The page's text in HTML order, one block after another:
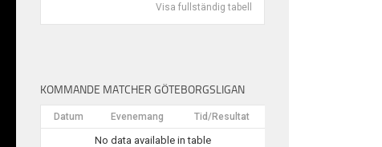
Visa fullständig tabell
KOMMANDE MATCHER GÖTEBORGSLIGAN
Datum Evenemang Tid/Resultat
No data available in table